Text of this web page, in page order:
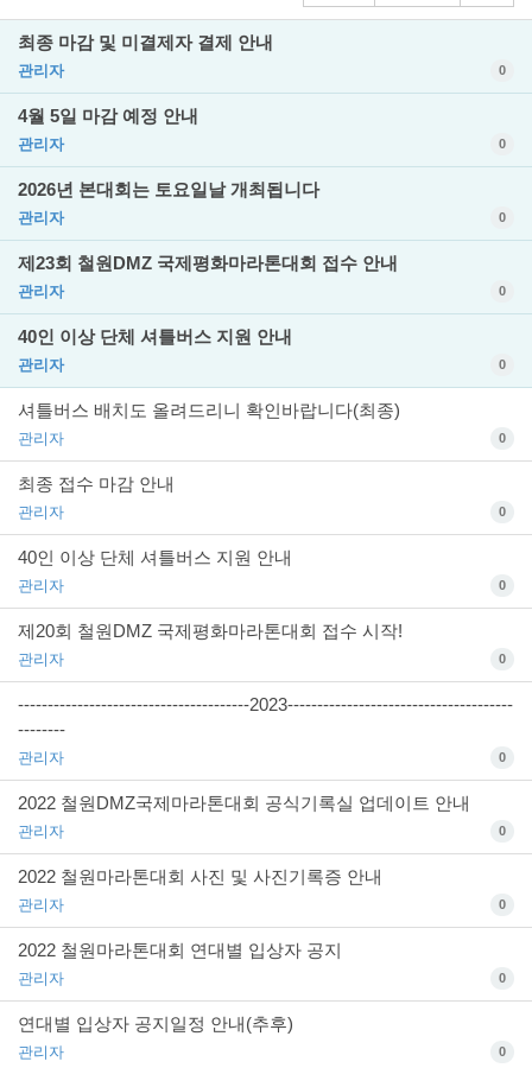
최종 마감 및 미결제자 결제 안내
관리자 0
4월 5일 마감 예정 안내
관리자 0
2026년 본대회는 토요일날 개최됩니다
관리자 0
제23회 철원DMZ 국제평화마라톤대회 접수 안내
관리자 0
40인 이상 단체 셔틀버스 지원 안내
관리자 0
셔틀버스 배치도 올려드리니 확인바랍니다(최종)
관리자 0
최종 접수 마감 안내
관리자 0
40인 이상 단체 셔틀버스 지원 안내
관리자 0
제20회 철원DMZ 국제평화마라톤대회 접수 시작!
관리자 0
---------------------------------------2023--------------------------------------
--------
관리자 0
2022 철원DMZ국제마라톤대회 공식기록실 업데이트 안내
관리자 0
2022 철원마라톤대회 사진 및 사진기록증 안내
관리자 0
2022 철원마라톤대회 연대별 입상자 공지
관리자 0
연대별 입상자 공지일정 안내(추후)
관리자 0